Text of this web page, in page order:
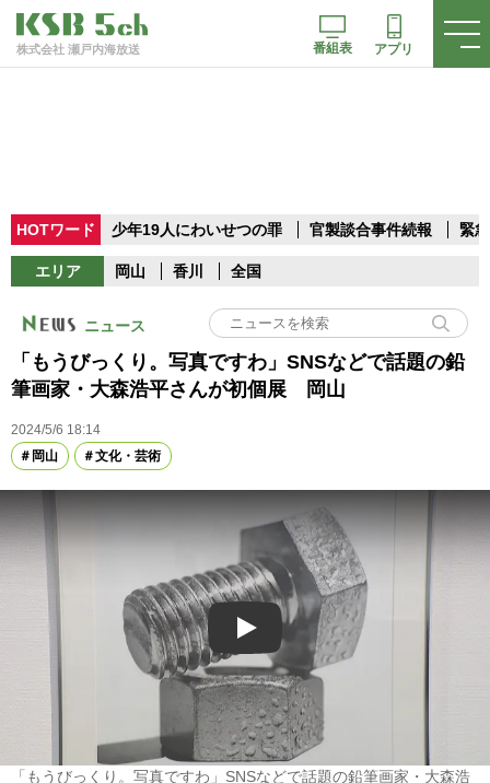
株式会社 瀬戸内海放送 番組表 アプリ
HOTワード 少年19人にわいせつの罪 官製談合事件続報 緊
エリア 岡山 香川 全国
ニュース
「もうびっくり。写真ですわ」SNSなどで話題の鉛
筆画家・大森浩平さんが初個展 岡山
2024/5/6 18:14
岡山
文化・芸術
Play
「もうびっくり。写真ですわ」SNSなどで話題の鉛筆画家・大森浩